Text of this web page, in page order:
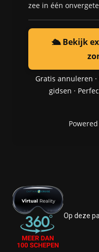
zee in één
🛳️ Bekijk
Gratis annuleren
gidsen ·
Op deze